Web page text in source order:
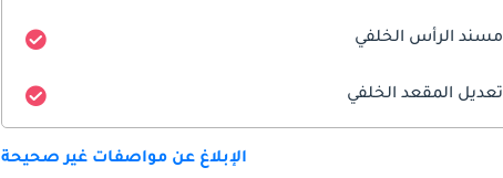
مسند الرأس الخلفي
تعديل المقعد الخلفي
الإبلاغ عن مواصفات غير صحيحة